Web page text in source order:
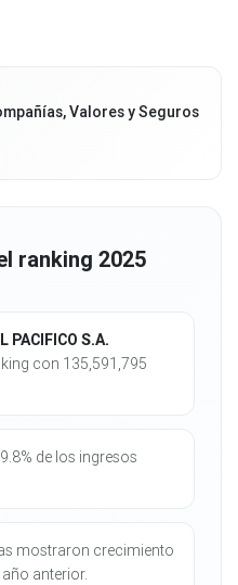
Valores y Seguros
ranking 2025
PACIFICO S.A.
con 135,591,795
de los ingresos
mostraron crecimiento
anterior.